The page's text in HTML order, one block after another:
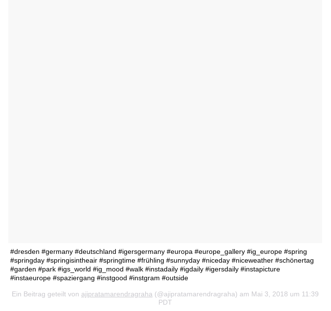
#dresden #germany #deutschland #igersgermany #europa #europe_gallery #ig_europe #spring
#springday #springisintheair #springtime #frühling #sunnyday #niceday #niceweather #schönertag
#garden #park #igs_world #ig_mood #walk #instadaily #igdaily #igersdaily #instapicture
#instaeurope #spaziergang #instgood #instgram #outside
Ein Beitrag geteilt von ajipratamarendragraha (@ajipratamarendragraha) am Mai 3, 2018 um 11:39
PDT